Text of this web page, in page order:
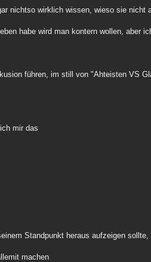
nichtso wirklich wissen, wieso sie nicht
habe wird man kontern wollen, aber
führen, im still von "Ahteisten VS
mir das
Standpunkt heraus aufzeigen
machen